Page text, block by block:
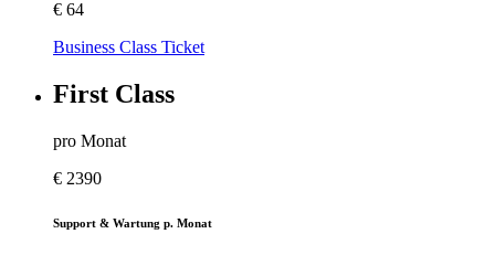
€ 64
Business Class Ticket
First Class
pro Monat
€ 2390
Support & Wartung p. Monat